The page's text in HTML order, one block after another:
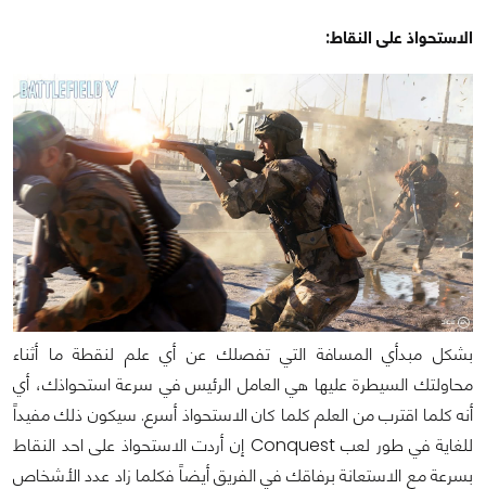
الاستحواذ على النقاط:
بشكل مبدأي المسافة التي تفصلك عن أي علم لنقطة ما أثناء
محاولتك السيطرة عليها هي العامل الرئيس في سرعة استحواذك، أي
أنه كلما اقترب من العلم كلما كان الاستحواذ أسرع. سيكون ذلك مفيداً
للغاية في طور لعب Conquest إن أردت الاستحواذ على احد النقاط
بسرعة مع الاستعانة برفاقك في الفريق أيضاً فكلما زاد عدد الأشخاص